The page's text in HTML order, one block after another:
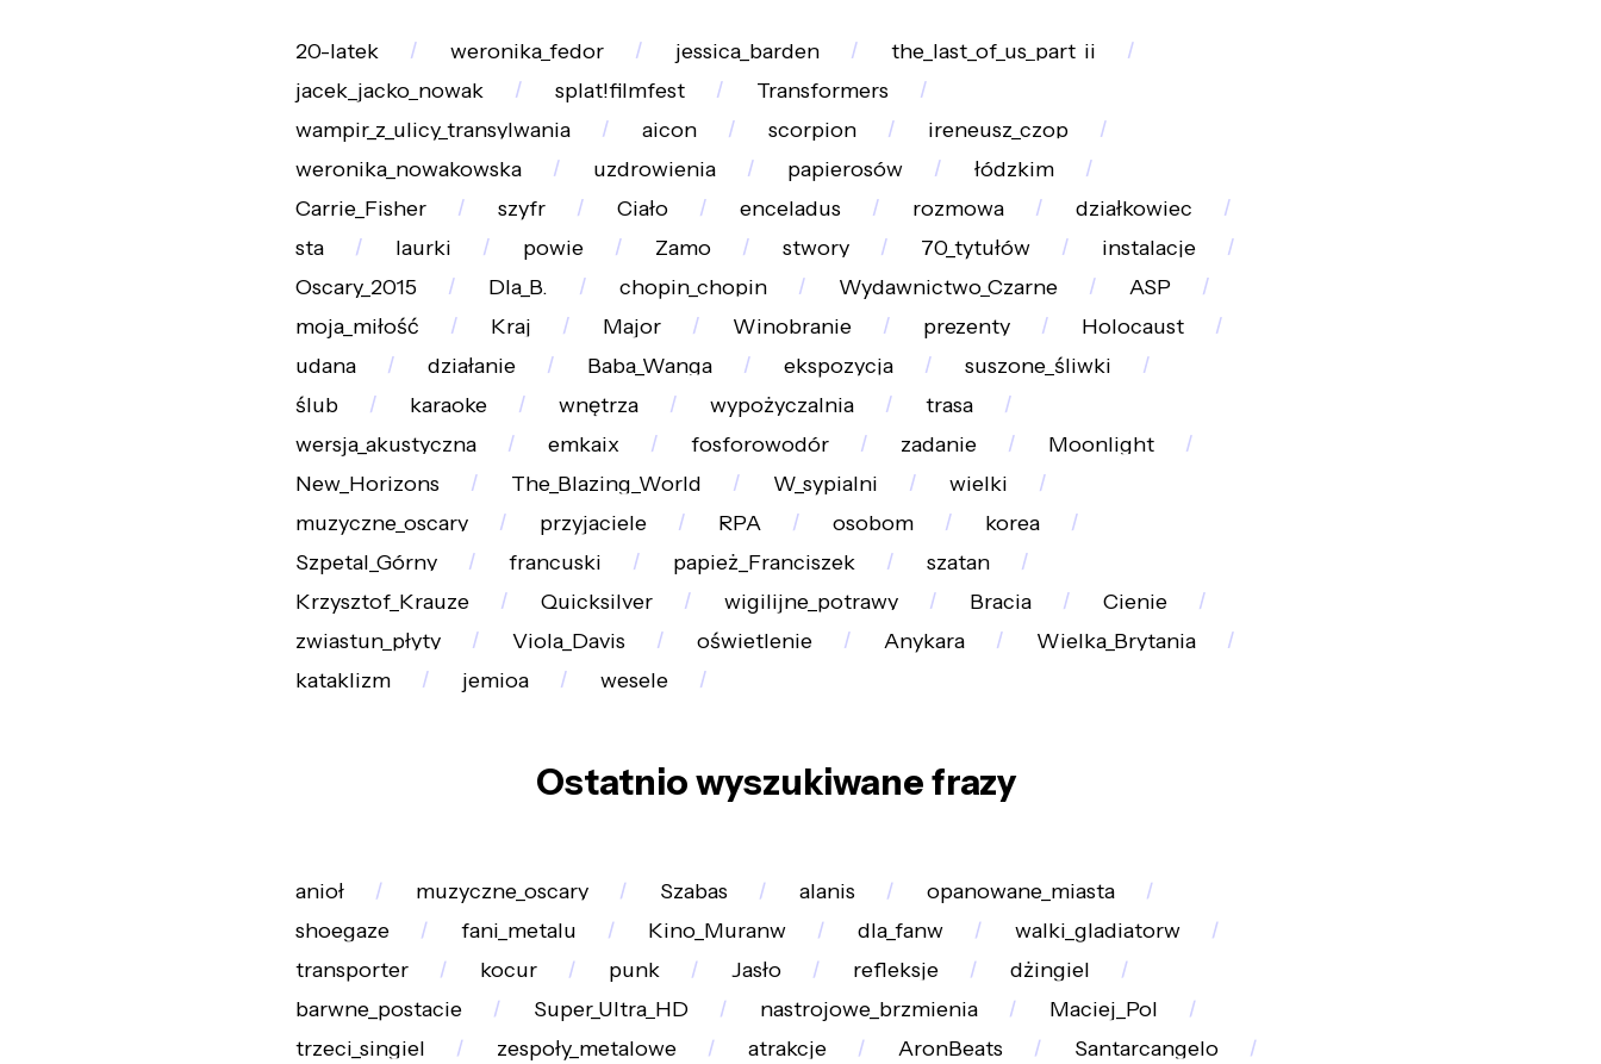
20-latek weronika_fedor jessica_barden
the_last_of_us_part_ii
jacek_jacko_nowak
splat!filmfest
Transformers
wampir_z_ulicy_transylwania
aicon scorpion
ireneusz_czop
weronika_nowakowska
uzdrowienia papierosów
łódzkim
Carrie_Fisher
szyfr Ciało enceladus rozmowa
działkowiec
sta
laurki powie Zamo stwory 70_tytułów
instalacje
Oscary_2015
Dla_B. chopin_chopin Wydawnictwo_Czarne
ASP
moja_miłość
Kraj Major Winobranie prezenty
Holocaust
udana
działanie Baba_Wanga ekspozycja
suszone_śliwki
ślub
karaoke wnętrza wypożyczalnia
trasa
wersja_akustyczna
emkaix fosforowodór zadanie
Moonlight
New_Horizons
The_Blazing_World W_sypialni
wielki
muzyczne_oscary
przyjaciele RPA osobom
korea
Szpetal_Górny
francuski papież_Franciszek
szatan
Krzysztof_Krauze
Quicksilver wigilijne_potrawy Bracia
Cienie
zwiastun_płyty
Viola_Davis oświetlenie Anykara
Wielka_Brytania
kataklizm
jemioa wesele
Ostatnio wyszukiwane frazy
anioł muzyczne_oscary Szabas alanis
opanowane_miasta
shoegaze
fani_metalu Kino_Muranw dla_fanw
walki_gladiatorw
transporter
kocur punk Jasło refleksje
dżingiel
barwne_postacie
Super_Ultra_HD nastrojowe_brzmienia
Maciej_Pol
trzeci_singiel
zespoły_metalowe atrakcje AronBeats
Santarcangelo